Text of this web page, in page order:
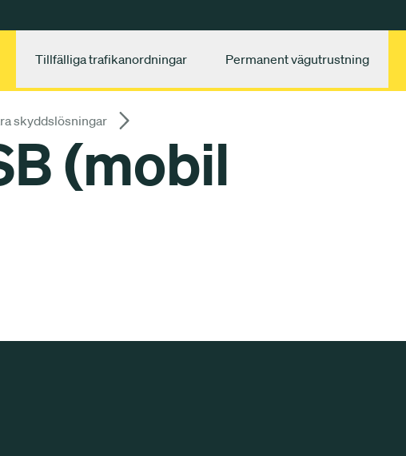
Tillfälliga trafikanordningar Permanent vägutrustning
skyddslösningar
(mobil